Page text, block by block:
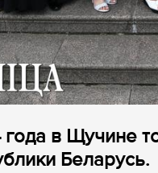
в Щучине
Беларусь.